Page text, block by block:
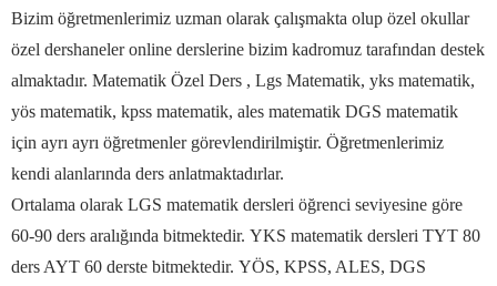
Bizim öğretmenlerimiz uzman olarak çalışmakta olup özel okullar
özel dershaneler online derslerine bizim kadromuz tarafından destek
almaktadır. Matematik Özel Ders , Lgs Matematik, yks matematik,
yös matematik, kpss matematik, ales matematik DGS matematik
için ayrı ayrı öğretmenler görevlendirilmiştir. Öğretmenlerimiz
kendi alanlarında ders anlatmaktadırlar.
Ortalama olarak LGS matematik dersleri öğrenci seviyesine göre
60-90 ders aralığında bitmektedir. YKS matematik dersleri TYT 80
ders AYT 60 derste bitmektedir. YÖS, KPSS, ALES, DGS